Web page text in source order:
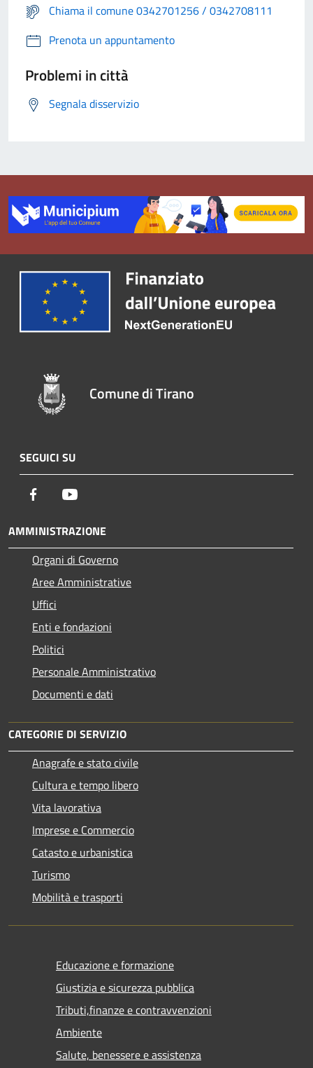
Chiama il comune 0342701256 / 0342708111
Prenota un appuntamento
Problemi in città
Segnala disservizio
Comune di Tirano
SEGUICI SU
Facebook
AMMINISTRAZIONE
Organi di Governo
Aree Amministrative
Uffici
Enti e fondazioni
Politici
Personale Amministrativo
Documenti e dati
CATEGORIE DI SERVIZIO
Anagrafe e stato civile
Cultura e tempo libero
Vita lavorativa
Imprese e Commercio
Catasto e urbanistica
Turismo
Mobilità e trasporti
Educazione e formazione
Giustizia e sicurezza pubblica
Tributi,finanze e contravvenzioni
Ambiente
Salute, benessere e assistenza